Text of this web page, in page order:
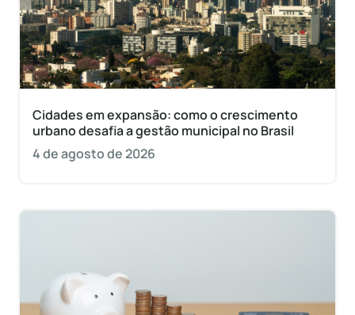
Cidades em expansão: como o crescimento
urbano desafia a gestão municipal no Brasil
4 de agosto de 2026